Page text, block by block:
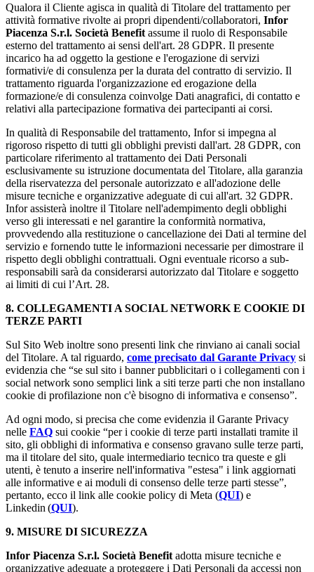
Qualora il Cliente agisca in qualità di Titolare del trattamento per
attività formative rivolte ai propri dipendenti/collaboratori, Infor
Piacenza S.r.l. Società Benefit assume il ruolo di Responsabile
esterno del trattamento ai sensi dell'art. 28 GDPR. Il presente
incarico ha ad oggetto la gestione e l'erogazione di servizi
formativi/e di consulenza per la durata del contratto di servizio. Il
trattamento riguarda l'organizzazione ed erogazione della
formazione/e di consulenza coinvolge Dati anagrafici, di contatto e
relativi alla partecipazione formativa dei partecipanti ai corsi.
In qualità di Responsabile del trattamento, Infor si impegna al
rigoroso rispetto di tutti gli obblighi previsti dall'art. 28 GDPR, con
particolare riferimento al trattamento dei Dati Personali
esclusivamente su istruzione documentata del Titolare, alla garanzia
della riservatezza del personale autorizzato e all'adozione delle
misure tecniche e organizzative adeguate di cui all'art. 32 GDPR.
Infor assisterà inoltre il Titolare nell'adempimento degli obblighi
verso gli interessati e nel garantire la conformità normativa,
provvedendo alla restituzione o cancellazione dei Dati al termine del
servizio e fornendo tutte le informazioni necessarie per dimostrare il
rispetto degli obblighi contrattuali. Ogni eventuale ricorso a sub-
responsabili sarà da considerarsi autorizzato dal Titolare e soggetto
ai limiti di cui l’Art. 28.
8. COLLEGAMENTI A SOCIAL NETWORK E COOKIE DI
TERZE PARTI
Sul Sito Web inoltre sono presenti link che rinviano ai canali social
del Titolare. A tal riguardo, come precisato dal Garante Privacy si
evidenzia che “se sul sito i banner pubblicitari o i collegamenti con i
social network sono semplici link a siti terze parti che non installano
cookie di profilazione non c'è bisogno di informativa e consenso”.
Ad ogni modo, si precisa che come evidenzia il Garante Privacy
nelle FAQ sui cookie “per i cookie di terze parti installati tramite il
sito, gli obblighi di informativa e consenso gravano sulle terze parti,
ma il titolare del sito, quale intermediario tecnico tra queste e gli
utenti, è tenuto a inserire nell'informativa "estesa" i link aggiornati
alle informative e ai moduli di consenso delle terze parti stesse”,
pertanto, ecco il link alle cookie policy di Meta (QUI) e
Linkedin (QUI).
9. MISURE DI SICUREZZA
Infor Piacenza S.r.l. Società Benefit adotta misure tecniche e
organizzative adeguate a proteggere i Dati Personali da accessi non